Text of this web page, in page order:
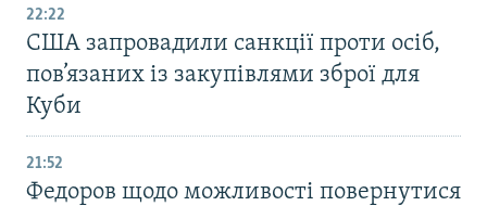
22:22
США запровадили санкції проти осіб,
пов’язаних із закупівлями зброї для
Куби
21:52
Федоров щодо можливості повернутися